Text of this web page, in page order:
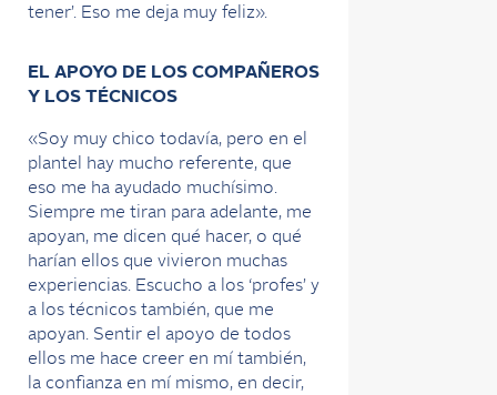
tener’. Eso me deja muy feliz».
EL APOYO DE LOS COMPAÑEROS
Y LOS TÉCNICOS
«Soy muy chico todavía, pero en el
plantel hay mucho referente, que
eso me ha ayudado muchísimo.
Siempre me tiran para adelante, me
apoyan, me dicen qué hacer, o qué
harían ellos que vivieron muchas
experiencias. Escucho a los ‘profes’ y
a los técnicos también, que me
apoyan. Sentir el apoyo de todos
ellos me hace creer en mí también,
la confianza en mí mismo, en decir,